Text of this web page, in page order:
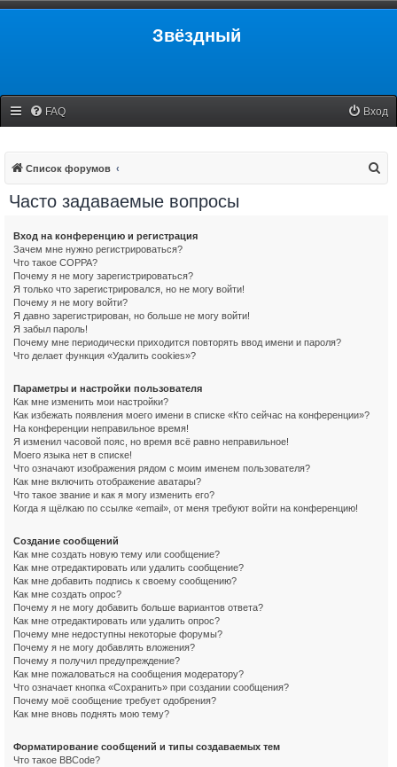
Звёздный
FAQ Вход
Список форумов
Часто задаваемые вопросы
Вход на конференцию и регистрация
Зачем мне нужно регистрироваться?
Что такое COPPA?
Почему я не могу зарегистрироваться?
Я только что зарегистрировался, но не могу войти!
Почему я не могу войти?
Я давно зарегистрирован, но больше не могу войти!
Я забыл пароль!
Почему мне периодически приходится повторять ввод имени и пароля?
Что делает функция «Удалить cookies»?
Параметры и настройки пользователя
Как мне изменить мои настройки?
Как избежать появления моего имени в списке «Кто сейчас на конференции»?
На конференции неправильное время!
Я изменил часовой пояс, но время всё равно неправильное!
Моего языка нет в списке!
Что означают изображения рядом с моим именем пользователя?
Как мне включить отображение аватары?
Что такое звание и как я могу изменить его?
Когда я щёлкаю по ссылке «email», от меня требуют войти на конференцию!
Создание сообщений
Как мне создать новую тему или сообщение?
Как мне отредактировать или удалить сообщение?
Как мне добавить подпись к своему сообщению?
Как мне создать опрос?
Почему я не могу добавить больше вариантов ответа?
Как мне отредактировать или удалить опрос?
Почему мне недоступны некоторые форумы?
Почему я не могу добавлять вложения?
Почему я получил предупреждение?
Как мне пожаловаться на сообщения модератору?
Что означает кнопка «Сохранить» при создании сообщения?
Почему моё сообщение требует одобрения?
Как мне вновь поднять мою тему?
Форматирование сообщений и типы создаваемых тем
Что такое BBCode?